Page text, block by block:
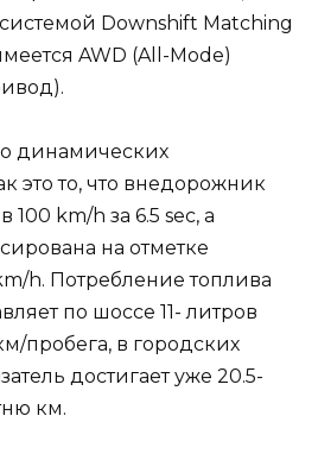
Downshift Matching
AWD (All-Mode)
динамических
это то, что внедорожник
100 km/h за 6.5 sec, а
на отметке
h. Потребление топлива
по шоссе 11- литров
пробега, в городских
достигает уже 20.5-
км.